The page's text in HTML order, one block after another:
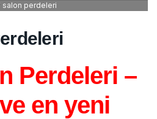
salon perdeleri
Perdeleri –
en yeni